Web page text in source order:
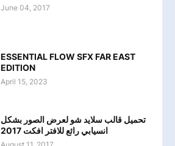
June 04, 2017
ESSENTIAL FLOW SFX FAR EAST
EDITION
April 15, 2023
تحميل قالب سلايد شو لعرض الصور بشكل
انسيابي رائع للافتر افكت 2017